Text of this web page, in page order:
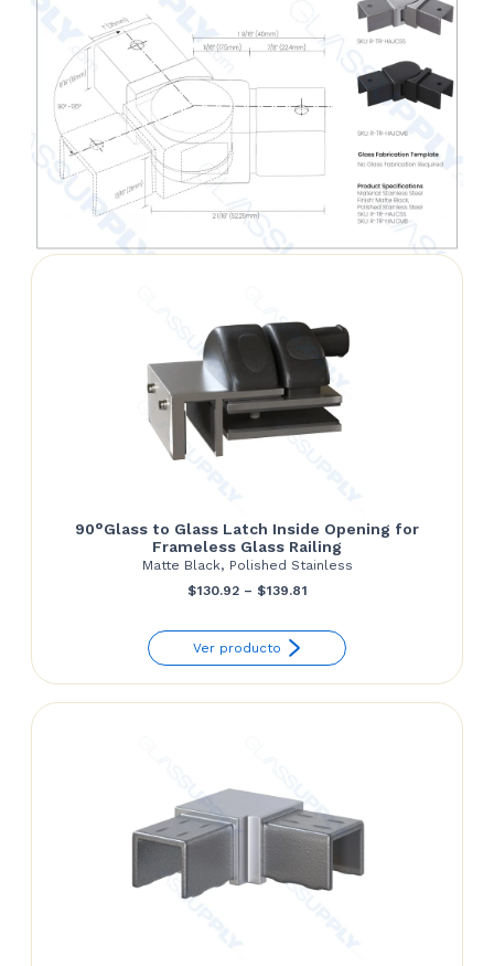
90°Glass to Glass Latch Inside Opening for
Frameless Glass Railing
Matte Black, Polished Stainless
$130.92 – $139.81Price
$130.92
through
Ver producto